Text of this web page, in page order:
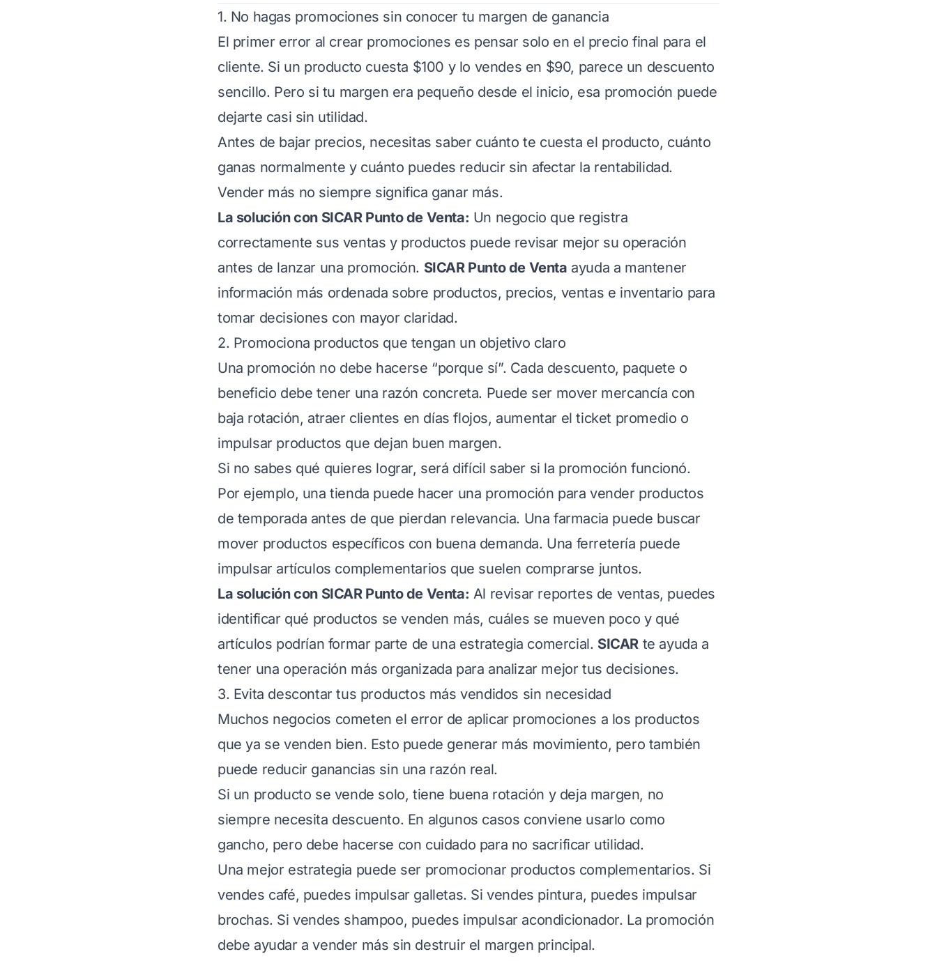
1. No hagas promociones sin conocer tu margen de ganancia
El primer error al crear promociones es pensar solo en el precio final para el
cliente. Si un producto cuesta $100 y lo vendes en $90, parece un descuento
sencillo. Pero si tu margen era pequeño desde el inicio, esa promoción puede
dejarte casi sin utilidad.
Antes de bajar precios, necesitas saber cuánto te cuesta el producto, cuánto
ganas normalmente y cuánto puedes reducir sin afectar la rentabilidad.
Vender más no siempre significa ganar más.
La solución con SICAR Punto de Venta: Un negocio que registra
correctamente sus ventas y productos puede revisar mejor su operación
antes de lanzar una promoción. SICAR Punto de Venta ayuda a mantener
información más ordenada sobre productos, precios, ventas e inventario para
tomar decisiones con mayor claridad.
2. Promociona productos que tengan un objetivo claro
Una promoción no debe hacerse “porque sí”. Cada descuento, paquete o
beneficio debe tener una razón concreta. Puede ser mover mercancía con
baja rotación, atraer clientes en días flojos, aumentar el ticket promedio o
impulsar productos que dejan buen margen.
Si no sabes qué quieres lograr, será difícil saber si la promoción funcionó.
Por ejemplo, una tienda puede hacer una promoción para vender productos
de temporada antes de que pierdan relevancia. Una farmacia puede buscar
mover productos específicos con buena demanda. Una ferretería puede
impulsar artículos complementarios que suelen comprarse juntos.
La solución con SICAR Punto de Venta: Al revisar reportes de ventas, puedes
identificar qué productos se venden más, cuáles se mueven poco y qué
artículos podrían formar parte de una estrategia comercial. SICAR te ayuda a
tener una operación más organizada para analizar mejor tus decisiones.
3. Evita descontar tus productos más vendidos sin necesidad
Muchos negocios cometen el error de aplicar promociones a los productos
que ya se venden bien. Esto puede generar más movimiento, pero también
puede reducir ganancias sin una razón real.
Si un producto se vende solo, tiene buena rotación y deja margen, no
siempre necesita descuento. En algunos casos conviene usarlo como
gancho, pero debe hacerse con cuidado para no sacrificar utilidad.
Una mejor estrategia puede ser promocionar productos complementarios. Si
vendes café, puedes impulsar galletas. Si vendes pintura, puedes impulsar
brochas. Si vendes shampoo, puedes impulsar acondicionador. La promoción
debe ayudar a vender más sin destruir el margen principal.